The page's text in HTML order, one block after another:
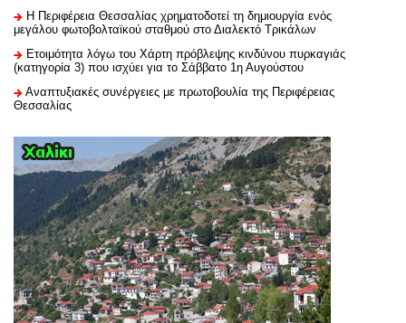
H Περιφέρεια Θεσσαλίας χρηματοδοτεί τη δημιουργία ενός
μεγάλου φωτοβολταϊκού σταθμού στο Διαλεκτό Τρικάλων
Ετοιμότητα λόγω του Χάρτη πρόβλεψης κινδύνου πυρκαγιάς
(κατηγορία 3) που ισχύει για το Σάββατο 1η Αυγούστου
Αναπτυξιακές συνέργειες με πρωτοβουλία της Περιφέρειας
Θεσσαλίας